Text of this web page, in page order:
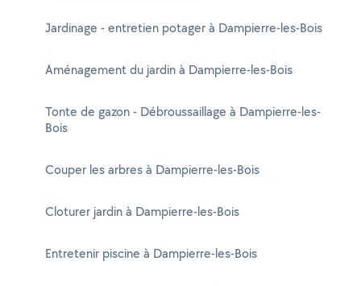
Jardinage - entretien potager à Dampierre-les-Bois
Aménagement du jardin à Dampierre-les-Bois
Tonte de gazon - Débroussaillage à Dampierre-les-
Bois
Couper les arbres à Dampierre-les-Bois
Cloturer jardin à Dampierre-les-Bois
Entretenir piscine à Dampierre-les-Bois